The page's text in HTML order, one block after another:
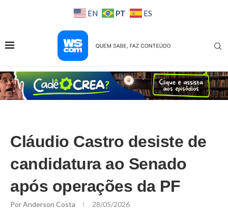
EN PT ES
Cláudio Castro desiste de
candidatura ao Senado
após operações da PF
PorAnderson Costa 28/05/2026